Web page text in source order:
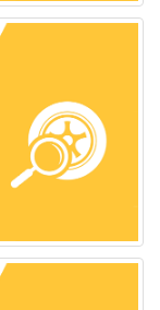
Fiche détaillée
Fiche détaillée